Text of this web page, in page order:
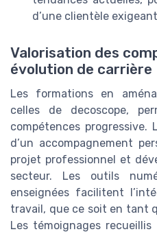
d’une clientèle
Valorisation des
évolution de carrière
Les formations en
celles de decoscope,
compétences progressive.
d’un accompagnement
projet professionnel et
secteur. Les outils
enseignées facilitent
travail, que ce soit en tant
Les témoignages